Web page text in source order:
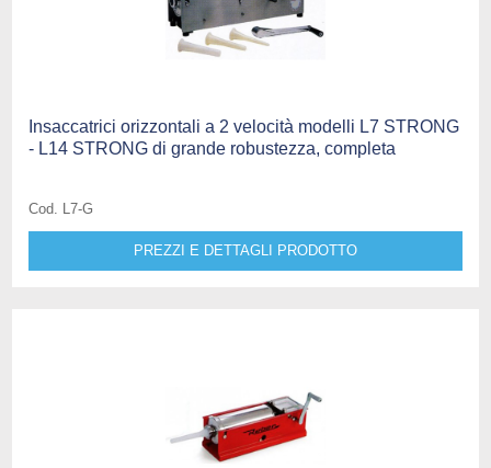
Insaccatrici orizzontali a 2 velocità modelli L7 STRONG
- L14 STRONG di grande robustezza, completa
Cod. L7-G
PREZZI E DETTAGLI PRODOTTO